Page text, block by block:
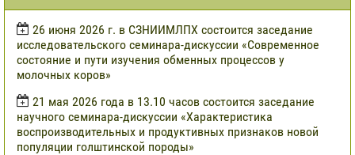
​26 июня 2026 г. в СЗНИИМЛПХ состоится заседание
исследовательского семинара-дискуссии «Современное
состояние и пути изучения обменных процессов у
молочных коров»
21 мая 2026 года в 13.10 часов состоится заседание
научного семинара-дискуссии «Характеристика
воспроизводительных и продуктивных признаков новой
популяции голштинской породы»